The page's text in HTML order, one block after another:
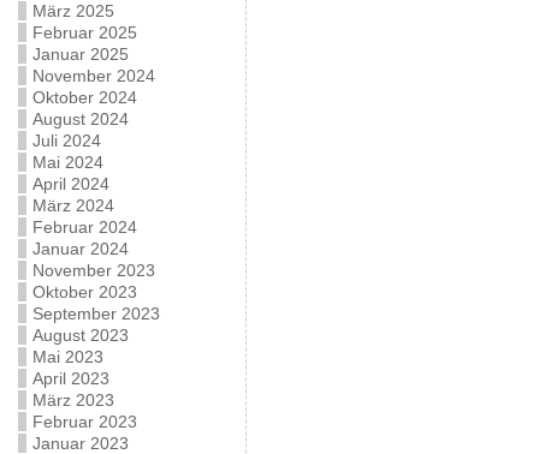
März 2025
Februar 2025
Januar 2025
November 2024
Oktober 2024
August 2024
Juli 2024
Mai 2024
April 2024
März 2024
Februar 2024
Januar 2024
November 2023
Oktober 2023
September 2023
August 2023
Mai 2023
April 2023
März 2023
Februar 2023
Januar 2023